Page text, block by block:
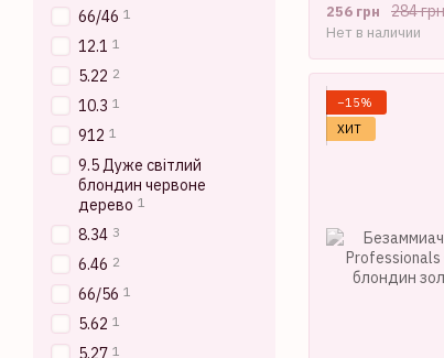
284 грн
256 грн
Нет в наличии
−15%
ХИТ
66/46 1
12.1 1
5.22 2
10.3 1
912 1
9.5 Дуже світлий
блондин червоне
дерево 1
8.34 3
6.46 2
66/56 1
5.62 1
5.27 1